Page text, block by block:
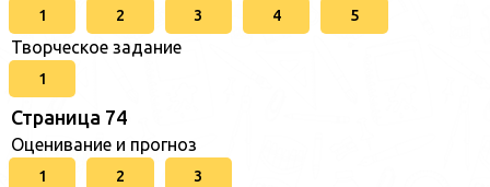
1 2 3 4 5
Творческое задание
1
Страница 74
Оценивание и прогноз
1 2 3